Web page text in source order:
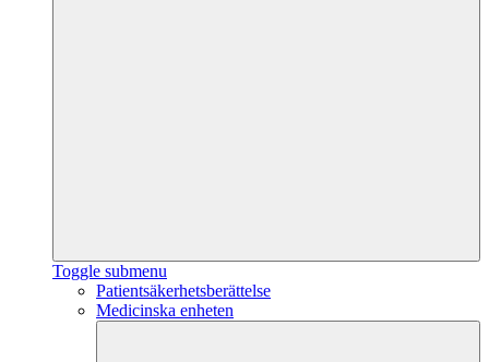
Toggle submenu
Patientsäkerhetsberättelse
Medicinska enheten